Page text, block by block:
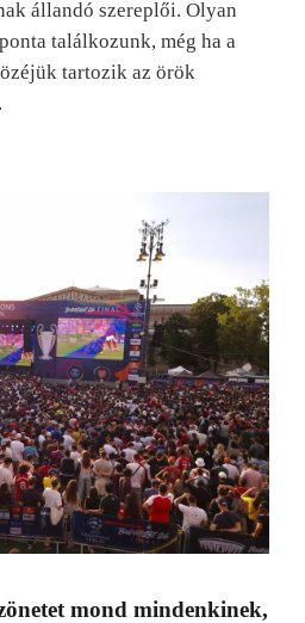
állandó szereplői. Olyan
találkozunk, még ha a
tartozik az örök
mond mindenkinek,